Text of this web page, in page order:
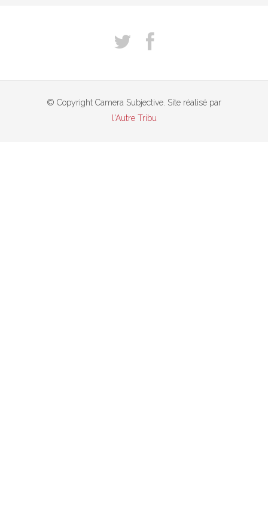
© Copyright Camera Subjective. Site réalisé par
l'Autre Tribu